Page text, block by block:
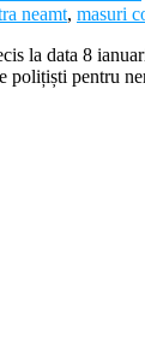
neamt, masuri
la data 8
polițiști pentru